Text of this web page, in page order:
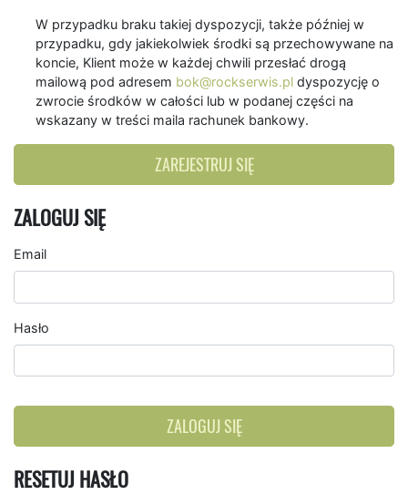
W przypadku braku takiej dyspozycji, także później w
przypadku, gdy jakiekolwiek środki są przechowywane na
koncie, Klient może w każdej chwili przesłać drogą
mailową pod adresem bok@rockserwis.pl dyspozycję o
zwrocie środków w całości lub w podanej części na
wskazany w treści maila rachunek bankowy.
ZAREJESTRUJ SIĘ
ZALOGUJ SIĘ
Email
Hasło
ZALOGUJ SIĘ
RESETUJ HASŁO